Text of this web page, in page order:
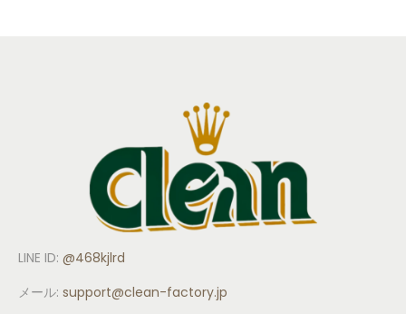
LINE ID: @468kjlrd
メール: support@clean-factory.jp